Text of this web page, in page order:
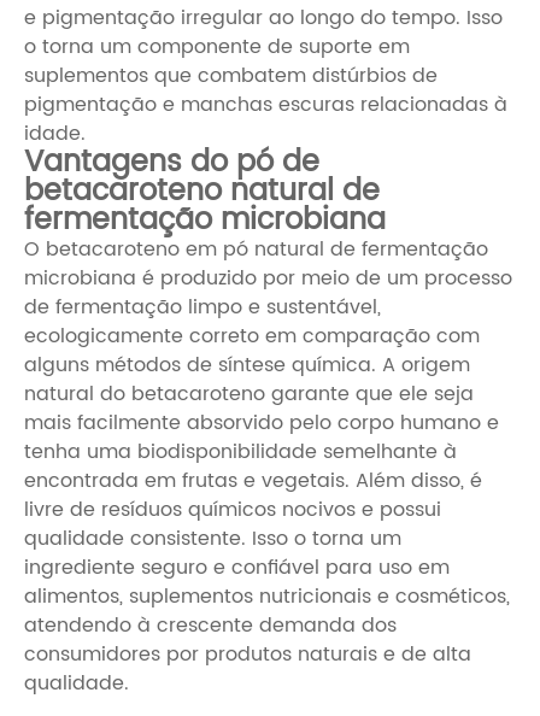
e pigmentação irregular ao longo do tempo. Isso
o torna um componente de suporte em
suplementos que combatem distúrbios de
pigmentação e manchas escuras relacionadas à
idade.
Vantagens do pó de
betacaroteno natural de
fermentação microbiana
O betacaroteno em pó natural de fermentação
microbiana é produzido por meio de um processo
de fermentação limpo e sustentável,
ecologicamente correto em comparação com
alguns métodos de síntese química. A origem
natural do betacaroteno garante que ele seja
mais facilmente absorvido pelo corpo humano e
tenha uma biodisponibilidade semelhante à
encontrada em frutas e vegetais. Além disso, é
livre de resíduos químicos nocivos e possui
qualidade consistente. Isso o torna um
ingrediente seguro e confiável para uso em
alimentos, suplementos nutricionais e cosméticos,
atendendo à crescente demanda dos
consumidores por produtos naturais e de alta
qualidade.